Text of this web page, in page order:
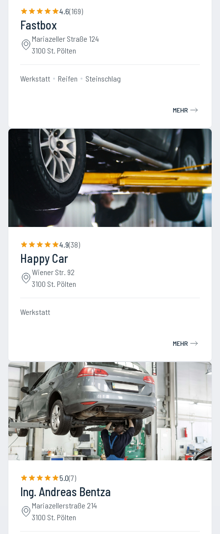
4.6(169)
Fastbox
Mariazeller Straße 124
3100 St. Pölten
Werkstatt Reifen Steinschlag
MEHR
4.9(38)
Happy Car
Wiener Str. 92
3100 St. Pölten
Werkstatt
MEHR
5.0(7)
Ing. Andreas Bentza
Mariazellerstraße 214
3100 St. Pölten